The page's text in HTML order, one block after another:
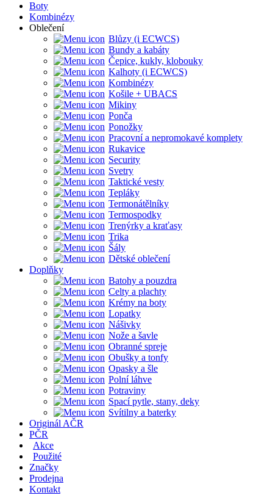
Boty
Kombinézy
Oblečení
Blůzy (i ECWCS)
Bundy a kabáty
Čepice, kukly, klobouky
Kalhoty (i ECWCS)
Kombinézy
Košile + UBACS
Mikiny
Ponča
Ponožky
Pracovní a nepromokavé komplety
Rukavice
Security
Svetry
Taktické vesty
Tepláky
Termonátělníky
Termospodky
Trenýrky a kraťasy
Trika
Šály
Dětské oblečení
Doplňky
Batohy a pouzdra
Celty a plachty
Krémy na boty
Lopatky
Nášivky
Nože a šavle
Obranné spreje
Obušky a tonfy
Opasky a šle
Polní láhve
Potraviny
Spací pytle, stany, deky
Svítilny a baterky
Originál AČR
PČR
Akce
Použité
Značky
Prodejna
Kontakt